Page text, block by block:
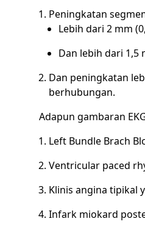
Peningkatan
Lebih dari 2 mm
Dan lebih dari 1,5
Dan peningkatan
berhubungan.
Adapun gambaran
Left Bundle Brach
Ventricular paced
Klinis angina tipikal
Infark miokard